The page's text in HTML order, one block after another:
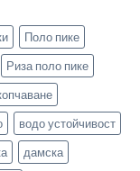
Поло пике
Риза поло пике
водо устойчивост
дамска